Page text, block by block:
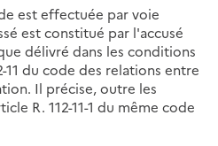
est effectuée par voie
est constitué par l'accusé
délivré dans les conditions
11 du code des relations entre
Il précise, outre les
R. 112-11-1 du même code